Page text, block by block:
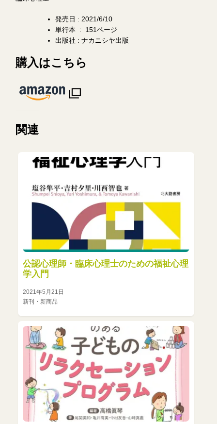
発売日 : 2021/6/10
単行本 ‏ : ‎ 151ページ
出版社 : ナカニシヤ出版
購入はこちら
関連
公認心理師・臨床心理士のための福祉心理
学入門
2021年5月21日
新刊・新商品